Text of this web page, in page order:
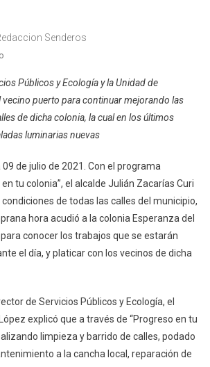
Senderos
En
De
La
Colonia
Esperanza
Chicxulub
Puerto
Reciben
De
Curi
Públicos y Ecología y la Unidad de
vecino puerto para continuar mejorando las
de dicha colonia, la cual en los últimos
luminarias nuevas
de julio de 2021. Con el programa
tu colonia”, el alcalde Julián Zacarías Curi
de todas las calles del municipio,
hora acudió a la colonia Esperanza del
conocer los trabajos que se estarán
el día, y platicar con los vecinos de dicha
de Servicios Públicos y Ecología, el
explicó que a través de “Progreso en tu
limpieza y barrido de calles, podado
a la cancha local, reparación de